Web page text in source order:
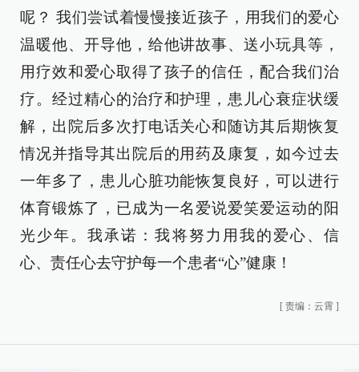
呢？ 我们尝试着慢慢接近孩子，用我们的爱心
温暖他、开导他，给他讲故事、送小玩具等，
用疗效和爱心取得了孩子的信任，配合我们治
疗。经过精心的治疗和护理，患儿心衰症状缓
解，出院后多次打电话关心和随访其后期恢复
情况并指导其出院后的用药及康复，如今过去
一年多了，患儿心脏功能恢复良好，可以进行
体育锻炼了，已成为一名爱说爱笑爱运动的阳
光少年。我承诺：我将努力用我的爱心、信
心、责任心去守护每一个患者“心”健康！
[ 责编：云霄 ]